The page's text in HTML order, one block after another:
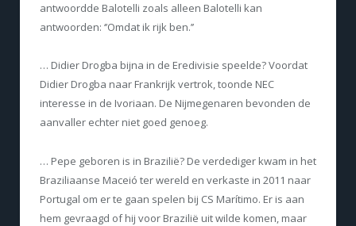
antwoordde Balotelli zoals alleen Balotelli kan
antwoorden: ‘’Omdat ik rijk ben.’’
… Didier Drogba bijna in de Eredivisie speelde? Voordat
Didier Drogba naar Frankrijk vertrok, toonde NEC
interesse in de Ivoriaan. De Nijmegenaren bevonden de
aanvaller echter niet goed genoeg.
… Pepe geboren is in Brazilië? De verdediger kwam in het
Braziliaanse Maceió ter wereld en verkaste in 2011 naar
Portugal om er te gaan spelen bij CS Marítimo. Er is aan
hem gevraagd of hij voor Brazilië uit wilde komen, maar